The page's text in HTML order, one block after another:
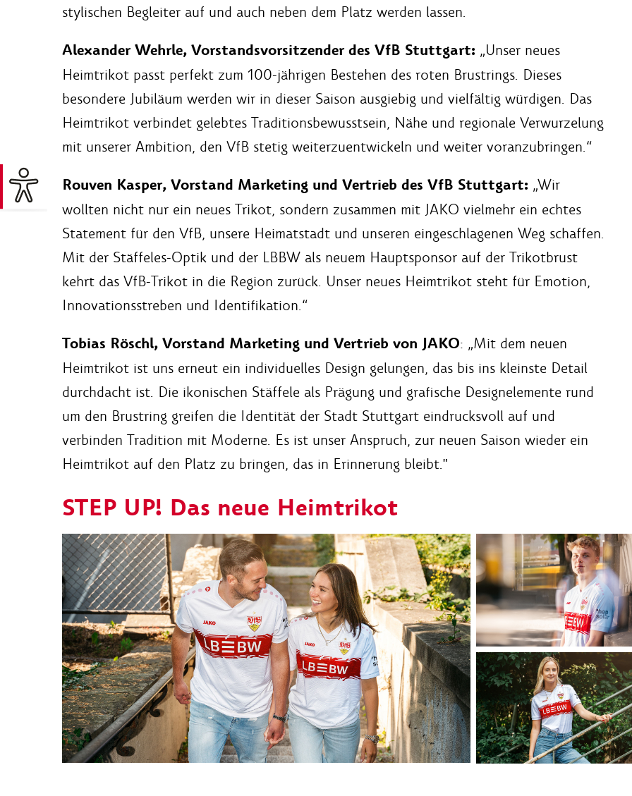
stylischen Begleiter auf und auch neben dem Platz werden lassen.
Alexander Wehrle, Vorstandsvorsitzender des VfB Stuttgart: „Unser neues
Heimtrikot passt perfekt zum 100-jährigen Bestehen des roten Brustrings. Dieses
besondere Jubiläum werden wir in dieser Saison ausgiebig und vielfältig würdigen. Das
Heimtrikot verbindet gelebtes Traditionsbewusstsein, Nähe und regionale Verwurzelung
mit unserer Ambition, den VfB stetig weiterzuentwickeln und weiter voranzubringen.“
Rouven Kasper, Vorstand Marketing und Vertrieb des VfB Stuttgart: „Wir
wollten nicht nur ein neues Trikot, sondern zusammen mit JAKO vielmehr ein echtes
Statement für den VfB, unsere Heimatstadt und unseren eingeschlagenen Weg schaffen.
Mit der Stäffeles-Optik und der LBBW als neuem Hauptsponsor auf der Trikotbrust
kehrt das VfB-Trikot in die Region zurück. Unser neues Heimtrikot steht für Emotion,
Innovationsstreben und Identifikation.“
Tobias Röschl, Vorstand Marketing und Vertrieb von JAKO: „Mit dem neuen
Heimtrikot ist uns erneut ein individuelles Design gelungen, das bis ins kleinste Detail
durchdacht ist. Die ikonischen Stäffele als Prägung und grafische Designelemente rund
um den Brustring greifen die Identität der Stadt Stuttgart eindrucksvoll auf und
verbinden Tradition mit Moderne. Es ist unser Anspruch, zur neuen Saison wieder ein
Heimtrikot auf den Platz zu bringen, das in Erinnerung bleibt."
STEP UP! Das neue Heimtrikot